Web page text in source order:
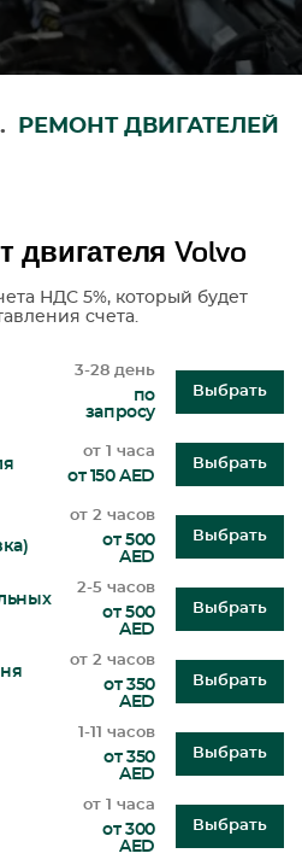
.
РЕМОНТ ДВИГАТЕЛЕЙ
двигателя Volvo
НДС 5%, который будет
счета.
3-28 день
по
запросу
Выбрать
от 1 часа
от 150 AED
Выбрать
от 2 часов
от 500
AED
Выбрать
2-5 часов
от 500
AED
Выбрать
от 2 часов
от 350
AED
Выбрать
1-11 часов
от 350
AED
Выбрать
от 1 часа
от 300
AED
Выбрать